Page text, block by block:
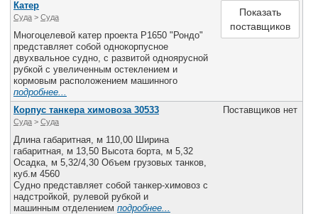
Катер
Суда > Cуда
Многоцелевой катер проекта Р1650 "Рондо"
представляет собой однокорпусное
двухвальное судно, с развитой одноярусной
рубкой с увеличенным остеклением и
кормовым расположением машинного
подробнее...
Показать
поставщиков
Корпус танкера химовоза 30533
Суда > Cуда
Длина габаритная, м 110,00 Ширина
габаритная, м 13,50 Высота борта, м 5,32
Осадка, м 5,32/4,30 Объем грузовых танков,
куб.м 4560
Судно представляет собой танкер-химовоз с
надстройкой, рулевой рубкой и
машинным отделением подробнее...
Поставщиков нет